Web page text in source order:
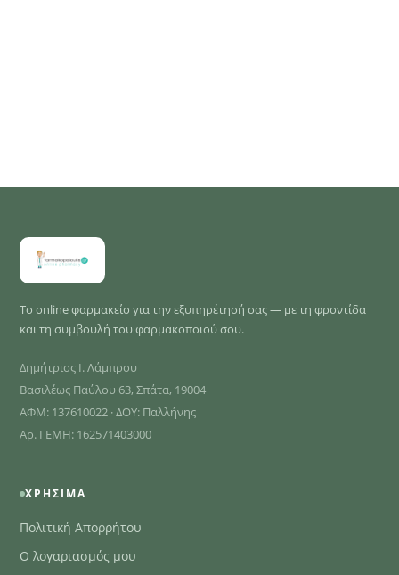
Το online φαρμακείο για την εξυπηρέτησή σας — με τη φροντίδα
και τη συμβουλή του φαρμακοποιού σου.
Δημήτριος Ι. Λάμπρου
Βασιλέως Παύλου 63, Σπάτα, 19004
ΑΦΜ: 137610022 · ΔΟΥ: Παλλήνης
Αρ. ΓΕΜΗ: 162571403000
ΧΡΉΣΙΜΑ
Πολιτική Απορρήτου
Ο λογαριασμός μου